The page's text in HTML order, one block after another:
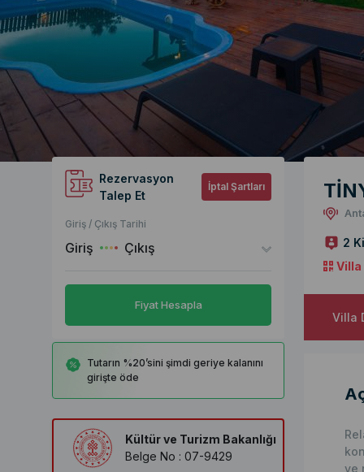
Rezervasyon
Talep Et
İptal Şartları
Giriş / Çıkış Tarihi
Giriş Çıkış
Fiyat Hesapla
Tutarın %20’sini şimdi geriye kalanını
girişte öde
Kültür ve Turizm Bakanlığı
Belge No : 07-9429
2
Villa
Villa
ve